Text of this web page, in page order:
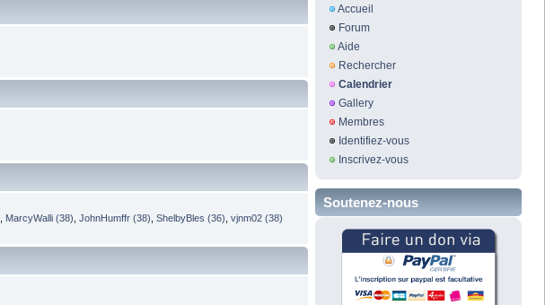
MarcyWalli (38) JohnHumffr (38) ShelbyBles (36) vjnm02 (38)
Accueil
Forum
Aide
Rechercher
Calendrier
Gallery
Membres
Identifiez-vous
Inscrivez-vous
Soutenez-nous